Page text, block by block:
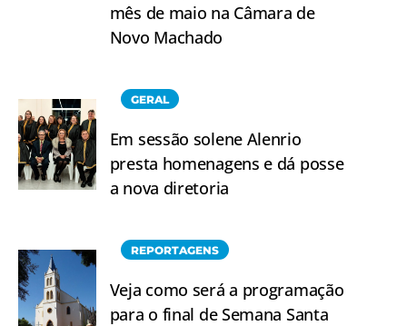
mês de maio na Câmara de
Novo Machado
GERAL
Em sessão solene Alenrio
presta homenagens e dá posse
a nova diretoria
REPORTAGENS
Veja como será a programação
para o final de Semana Santa